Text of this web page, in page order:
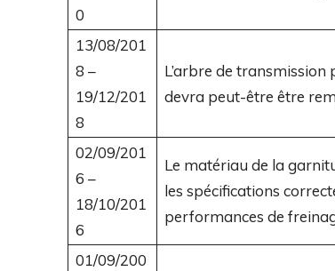
0
13/08/201
8 –
19/12/201
8
L’arbre de
devra peut-être être
02/09/201
6 –
18/10/201
6
Le matériau de la
les spécifications
performances de
01/09/200